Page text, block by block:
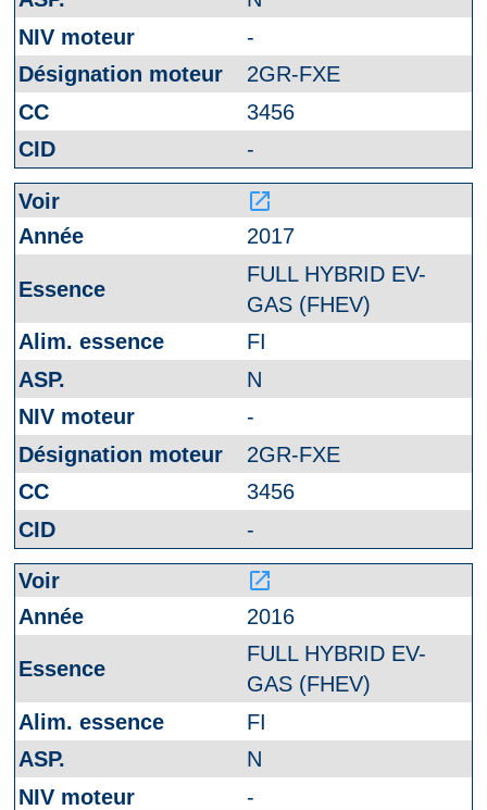
-
2GR-FXE
3456
-
launch
2017
FULL HYBRID EV-
GAS (FHEV)
FI
N
-
2GR-FXE
3456
-
launch
2016
FULL HYBRID EV-
GAS (FHEV)
FI
N
-